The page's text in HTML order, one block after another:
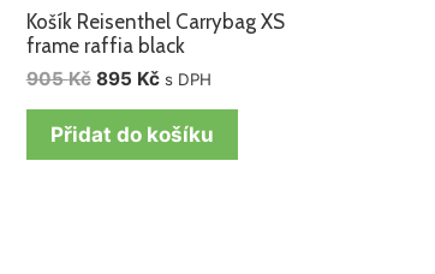
Košík Reisenthel Carrybag XS
frame raffia black
905Kč 895 Kč s DPH
Přidat do košíku